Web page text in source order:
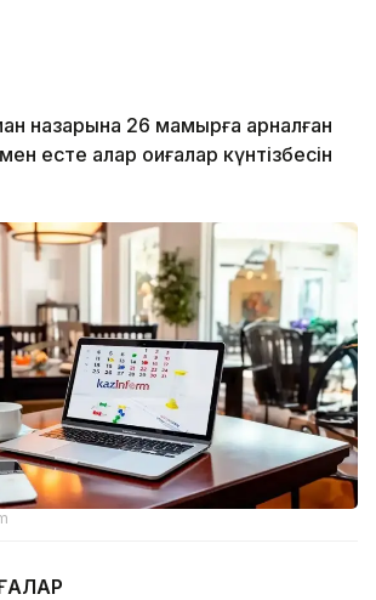
назарына 26 мамырға арналған
есте қалар оқиғалар күнтізбесін